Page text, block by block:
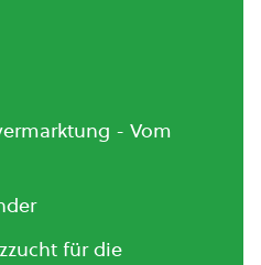
- Vom
für die